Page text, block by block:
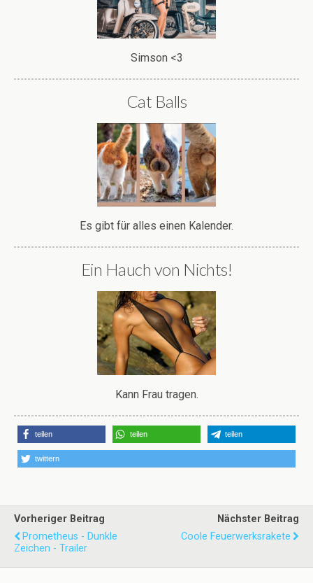
Simson <3
Cat Balls
Es gibt für alles einen Kalender.
Ein Hauch von Nichts!
Kann Frau tragen.
teilen teilen teilen
twittern
Vorheriger Beitrag
Prometheus - Dunkle
Zeichen - Trailer
Nächster Beitrag
Coole Feuerwerksrakete